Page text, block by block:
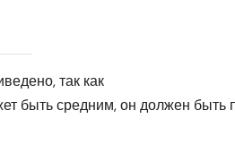
так как
быть средним, он должен быть